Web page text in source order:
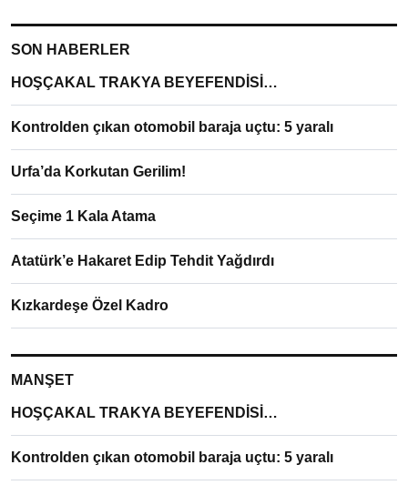
SON HABERLER
HOŞÇAKAL TRAKYA BEYEFENDİSİ…
Kontrolden çıkan otomobil baraja uçtu: 5 yaralı
Urfa’da Korkutan Gerilim!
Seçime 1 Kala Atama
Atatürk’e Hakaret Edip Tehdit Yağdırdı
Kızkardeşe Özel Kadro
MANŞET
HOŞÇAKAL TRAKYA BEYEFENDİSİ…
Kontrolden çıkan otomobil baraja uçtu: 5 yaralı